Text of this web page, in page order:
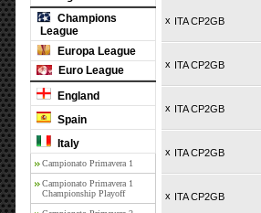
Champions
League
Europa League
Euro League
England
Spain
Italy
Campionato Primavera 1
Campionato Primavera 1
Championship Playoff
x ITA CP2GB
x ITA CP2GB
x ITA CP2GB
x ITA CP2GB
x ITA CP2GB